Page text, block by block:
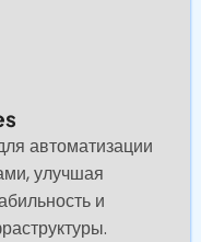
автоматизации
улучшая
и